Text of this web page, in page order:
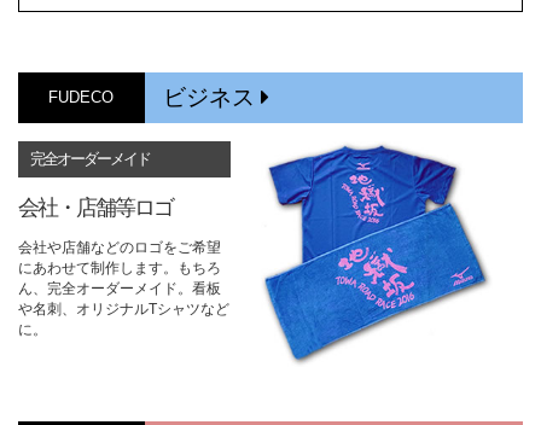
FUDECO ビジネス
完全オーダーメイド
会社・店舗等ロゴ
会社や店舗などのロゴをご希望
にあわせて制作します。もちろ
ん、完全オーダーメイド。看板
や名刺、オリジナルTシャツなど
に。